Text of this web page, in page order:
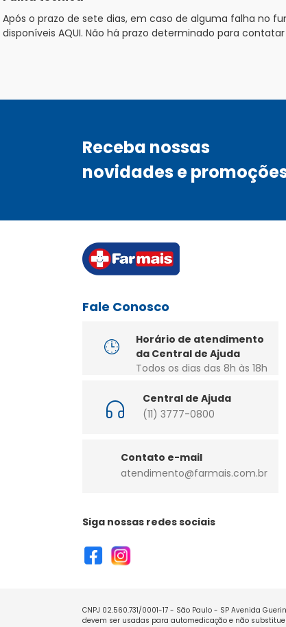
Após o prazo de sete dias, em caso de alguma falha no
disponíveis AQUI. Não há prazo determinado para
Receba nossas
novidades e
Fale Conosco
Horário de atendimento
da Central de Ajuda
Todos os dias das 8h às 18h
Central de Ajuda
(11) 3777-0800
Contato e-mail
atendimento@farmais.com.br
Siga nossas redes sociais
CNPJ 02.560.731/0001-17 - São Paulo - SP Avenida
devem ser usadas para automedicação e não